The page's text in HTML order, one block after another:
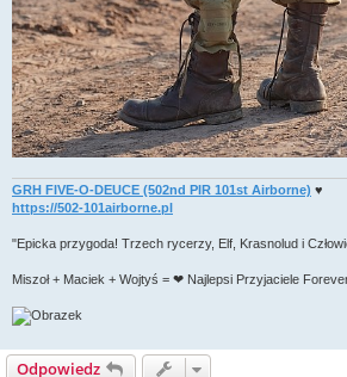
GRH FIVE-O-DEUCE (502nd PIR 101st Airborne) ♥
https://502-101airborne.pl
"Epicka przygoda! Trzech rycerzy, Elf, Krasnolud i
Miszoł + Maciek + Wojtyś = ❤ Najlepsi Przyjaciele
Odpowiedz